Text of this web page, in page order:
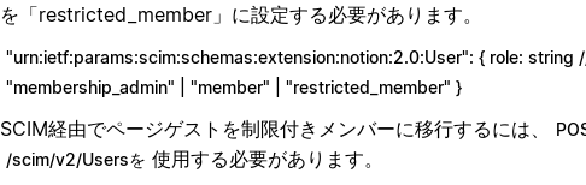
を「restricted_member」に設定する必要があります。
"urn:ietf:params:scim:schemas:extension:notion:2.0:User": { role: string
"membership_admin" | "member" | "restricted_member" }
SCIM経由でページゲストを制限付きメンバーに移行するには、
/scim/v2/Usersを 使用する必要があります。